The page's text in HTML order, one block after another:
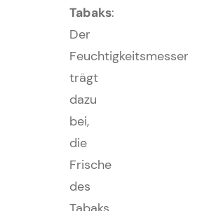
Tabaks:
Der
Feuchtigkeitsmesser
trägt
dazu
bei,
die
Frische
des